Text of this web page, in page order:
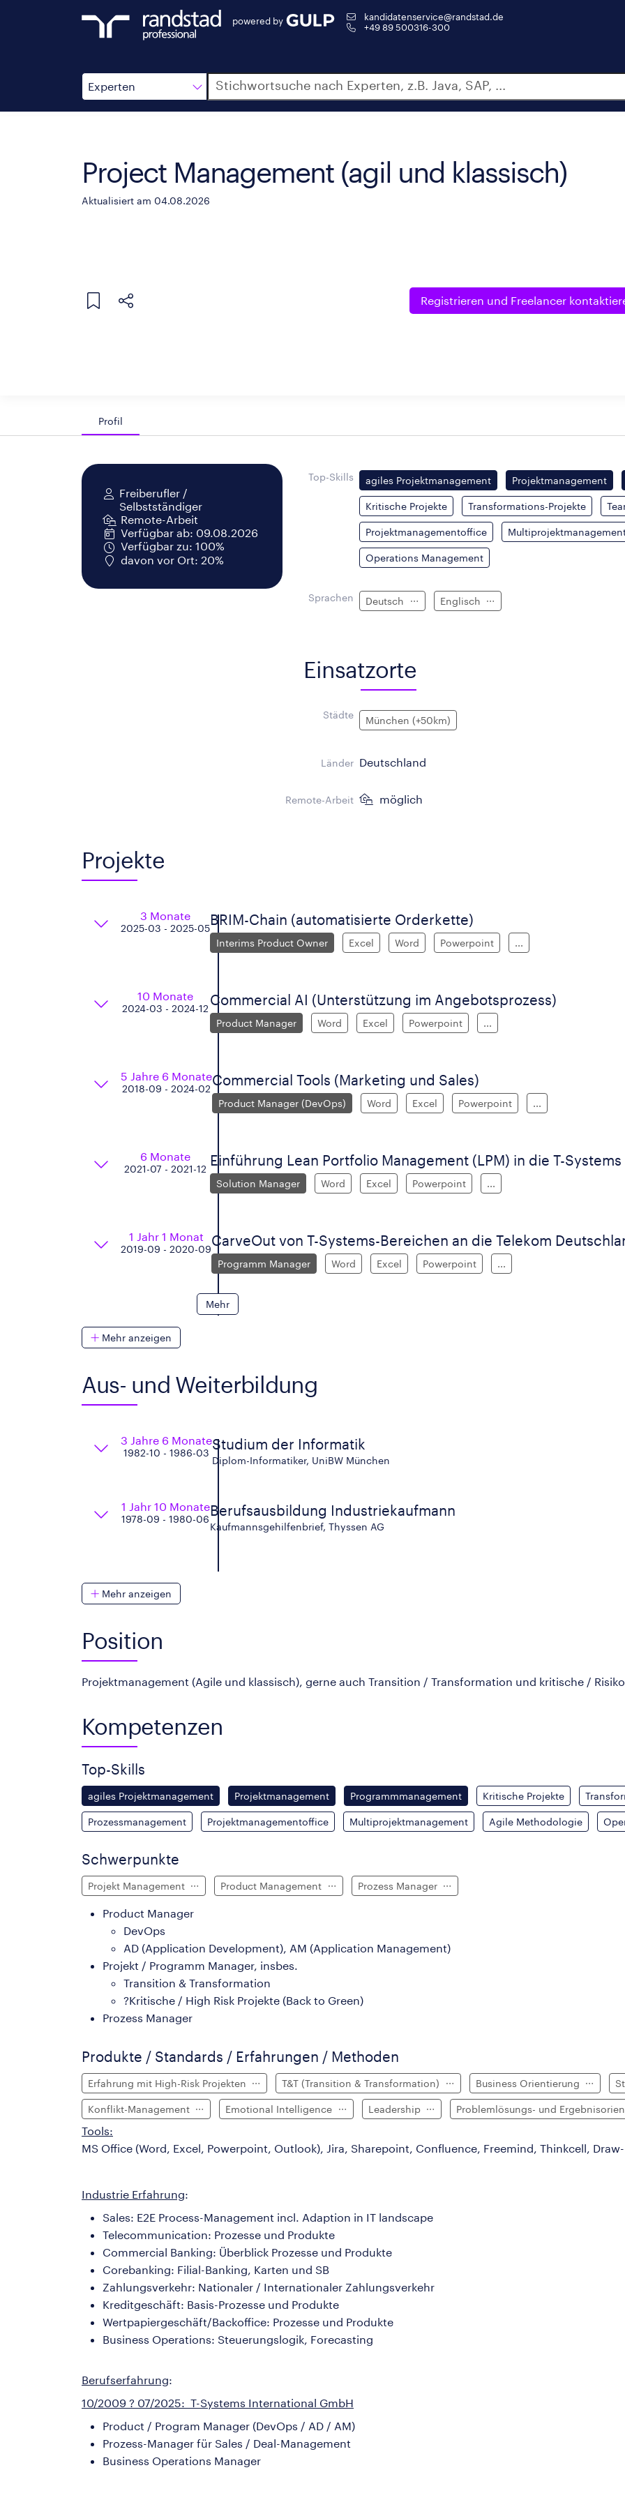
powered by
kandidatenservice@randstad.de
+49 89 500316-300
Experten
Suche
Project Management (agil und klassisch)
Aktualisiert am 04.08.2026
Registrieren und Freelancer
Profil
Freiberufler /
Selbstständiger
Remote-Arbeit
Verfügbar ab: 09.08.2026
Verfügbar zu: 100%
davon vor Ort: 20%
Top-Skills agiles Projektmanagement Projektmanagement
Kritische Projekte Transformations-Projekte
Projektmanagementoffice
Operations Management
Sprachen Deutsch Englisch
Einsatzorte
Städte München (+50km)
Länder Deutschland
Remote-Arbeit möglich
Projekte
3 Monate
2025-03 - 2025-05
BRIM-Chain (automatisierte Orderkette)
Interims Product Owner Excel Word Powerpoint ...
10 Monate
2024-03 - 2024-12
Commercial AI (Unterstützung im Angebotsprozess)
Product Manager Word Excel Powerpoint ...
5 Jahre 6 Monate
2018-09 - 2024-02
Commercial Tools (Marketing und Sales)
Product Manager (DevOps) Word Excel Powerpoint ...
6 Monate
2021-07 - 2021-12
Einführung Lean Portfolio Management (LPM) in die T-Systems
Solution Manager Word Excel Powerpoint ...
1 Jahr 1 Monat
2019-09 - 2020-09
CarveOut von T-Systems-Bereichen an die Telekom
Programm Manager Word Excel Powerpoint ...
Mehr
Mehr anzeigen
Aus- und Weiterbildung
3 Jahre 6 Monate
1982-10 - 1986-03
Studium der Informatik
Diplom-Informatiker, UniBW München
1 Jahr 10 Monate
1978-09 - 1980-06
Berufsausbildung Industriekaufmann
Kaufmannsgehilfenbrief, Thyssen AG
Mehr anzeigen
Position
Projektmanagement (Agile und klassisch), gerne auch Transition / Transformation und kritische /
Kompetenzen
Top-Skills
agiles Projektmanagement Projektmanagement Programmmanagement Kritische Projekte
Prozessmanagement Projektmanagementoffice Multiprojektmanagement Agile Methodologie
Schwerpunkte
Projekt Management Product Management Prozess Manager
Product Manager
DevOps
AD (Application Development), AM (Application Management)
Projekt / Programm Manager, insbes.
Transition & Transformation
?Kritische / High Risk Projekte (Back to Green)
Prozess Manager
Produkte / Standards / Erfahrungen / Methoden
Erfahrung mit High-Risk Projekten T&T (Transition & Transformation) Business Orientierung
Konflikt-Management Emotional Intelligence Leadership Problemlösungs- und
Tools:
MS Office (Word, Excel, Powerpoint, Outlook), Jira, Sharepoint, Confluence, Freemind, Thinkcell,
Industrie Erfahrung:
Sales: E2E Process-Management incl. Adaption in IT landscape
Telecommunication: Prozesse und Produkte
Commercial Banking: Überblick Prozesse und Produkte
Corebanking: Filial-Banking, Karten und SB
Zahlungsverkehr: Nationaler / Internationaler Zahlungsverkehr
Kreditgeschäft: Basis-Prozesse und Produkte
Wertpapiergeschäft/Backoffice: Prozesse und Produkte
Business Operations: Steuerungslogik, Forecasting
Berufserfahrung:
10/2009 ? 07/2025: T-Systems International GmbH
Product / Program Manager (DevOps / AD / AM)
Prozess-Manager für Sales / Deal-Management
Business Operations Manager